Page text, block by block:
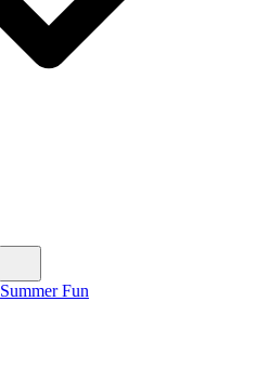
Summer Fun